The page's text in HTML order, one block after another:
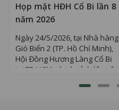
Họp mặt HĐH Cổ Bi lần 8
năm 2026
Ngày 24/5/2026, tại Nhà hàng
Gió Biển 2 (TP. Hồ Chí Minh),
Hội Đồng Hương Làng Cổ Bi
tại TP.HCM và các tỉnh lân cận